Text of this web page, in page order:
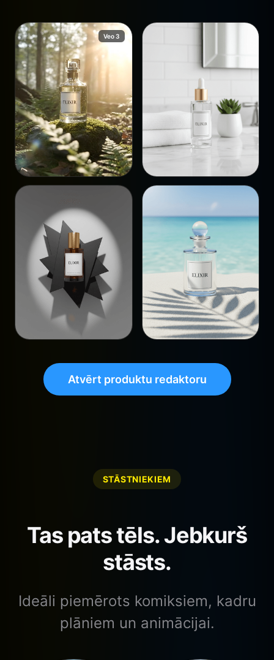
Veo 3
Atvērt produktu redaktoru
STĀSTNIEKIEM
Tas pats tēls. Jebkurš
stāsts.
Ideāli piemērots komiksiem, kadru
plāniem un animācijai.